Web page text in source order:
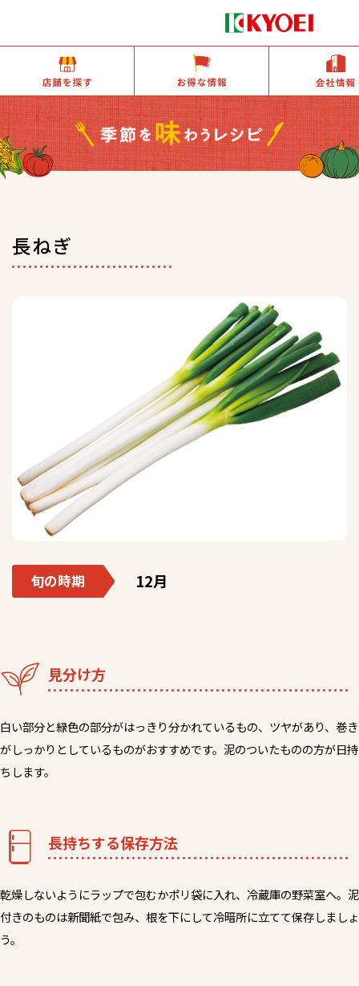
長ねぎ
旬の時期 12月
見分け方
白い部分と緑色の部分がはっきり分かれているもの、ツヤがあり、巻き
がしっかりとしているものがおすすめです。泥のついたものの方が日持
ちします。
長持ちする保存方法
乾燥しないようにラップで包むかポリ袋に入れ、冷蔵庫の野菜室へ。泥
付きのものは新聞紙で包み、根を下にして冷暗所に立てて保存しましょ
う。